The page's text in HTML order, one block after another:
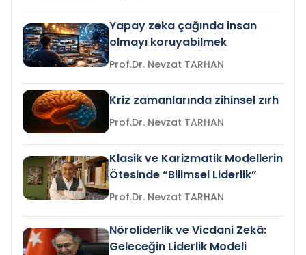
Yapay zeka çağında insan
olmayı koruyabilmek
Prof.Dr. Nevzat TARHAN
Kriz zamanlarında zihinsel zırh
Prof.Dr. Nevzat TARHAN
Klasik ve Karizmatik Modellerin
Ötesinde “Bilimsel Liderlik”
Prof.Dr. Nevzat TARHAN
Nöroliderlik ve Vicdani Zekâ:
Geleceğin Liderlik Modeli